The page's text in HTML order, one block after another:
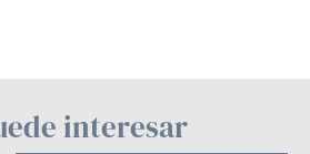
interesar